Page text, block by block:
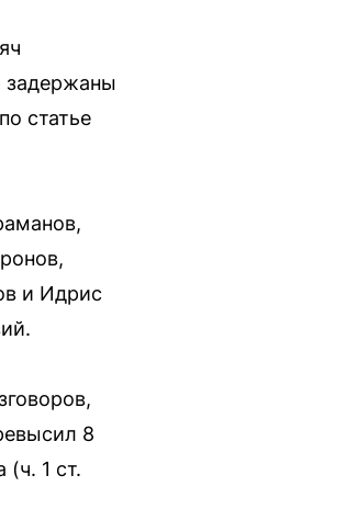
задержаны
статье
и Идрис
8
1 ст.